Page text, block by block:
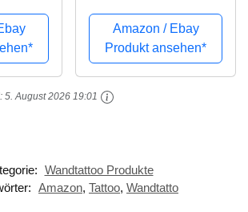
|
Wandbilder: 112x76 cm
I Kinderzimmer
Aufkleber Tiere Elefant
Fuchs Reh Einhorn
Blumen I Wand Deko...
Amazon / Ebay
Produkt ansehen*
5. August 2026 19:01
Wandtattoo Produkte
Amazon, Tattoo, Wandtatto